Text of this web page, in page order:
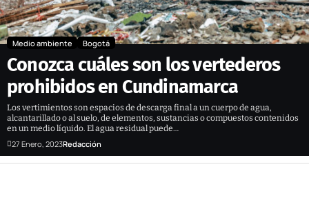
Medio ambiente Bogotá
Conozca cuáles son los vertederos
prohibidos en Cundinamarca
Los vertimientos son espacios de descarga final a un cuerpo de agua,
alcantarillado o al suelo, de elementos, sustancias o compuestos contenidos
en un medio líquido. El agua residual puede…
27 Enero, 2023Redacción